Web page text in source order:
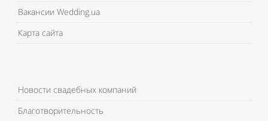
Вакансии Wedding.ua
Карта сайта
Новости свадебных компаний
Благотворительность